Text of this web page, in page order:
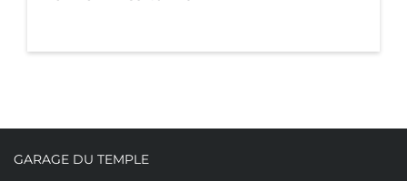
GARAGE DU TEMPLE